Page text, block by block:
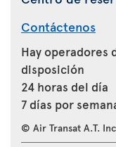
Contáctenos
Hay operadores
disposición
24 horas del día
7 días por
© Air Transat A.T.